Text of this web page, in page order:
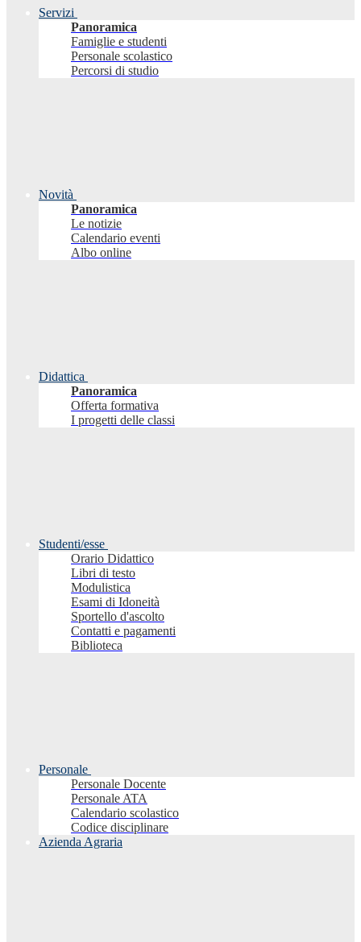
Servizi
Panoramica
Famiglie e studenti
Personale scolastico
Percorsi di studio
Novità
Panoramica
Le notizie
Calendario eventi
Albo online
Didattica
Panoramica
Offerta formativa
I progetti delle classi
Studenti/esse
Orario Didattico
Libri di testo
Modulistica
Esami di Idoneità
Sportello d'ascolto
Contatti e pagamenti
Biblioteca
Personale
Personale Docente
Personale ATA
Calendario scolastico
Codice disciplinare
Azienda Agraria